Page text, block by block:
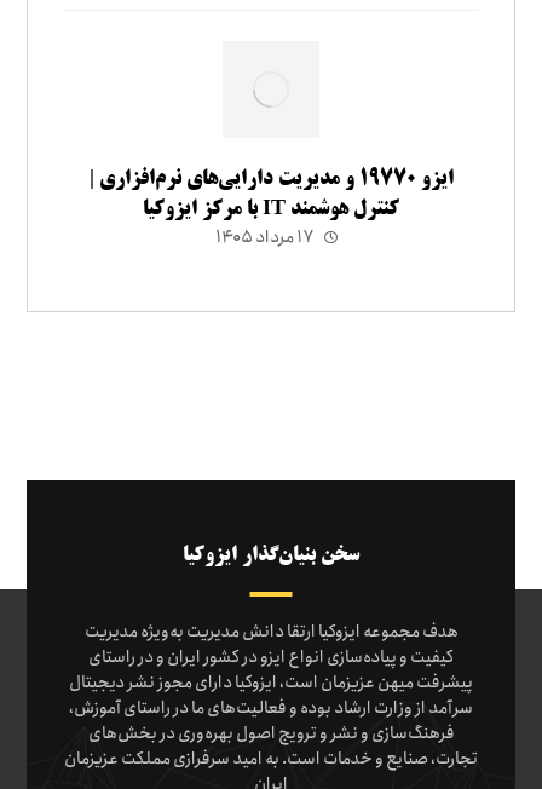
ایزو ۱۹۷۷۰ و مدیریت دارایی‌های نرم‌افزاری |
کنترل هوشمند IT با مرکز ایزوکیا
۱۷ مرداد ۱۴۰۵
سخن بنیان‌گذار ایزوکیا
هدف مجموعه ایزوکیا ارتقا دانش مدیریت به‌ویژه مدیریت
کیفیت و پیاده‌سازی انواع ایزو در کشور ایران و در راستای
پیشرفت میهن عزیزمان است، ایزوکیا دارای مجوز نشر دیجیتال
سرآمد از وزارت ارشاد بوده و فعالیت‌های ما در راستای آموزش،
فرهنگ‌سازی و نشر و ترویج اصول بهره‌وری در بخش‌های
تجارت، صنایع و خدمات است. به امید سرفرازی مملکت عزیزمان